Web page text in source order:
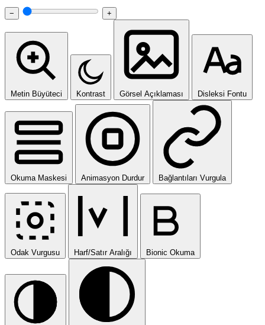
− +
Metin Büyüteci Kontrast Görsel Açıklaması Disleksi Fontu
Okuma Maskesi Animasyon Durdur Bağlantıları Vurgula
Odak Vurgusu Harf/Satır Aralığı Bionic Okuma